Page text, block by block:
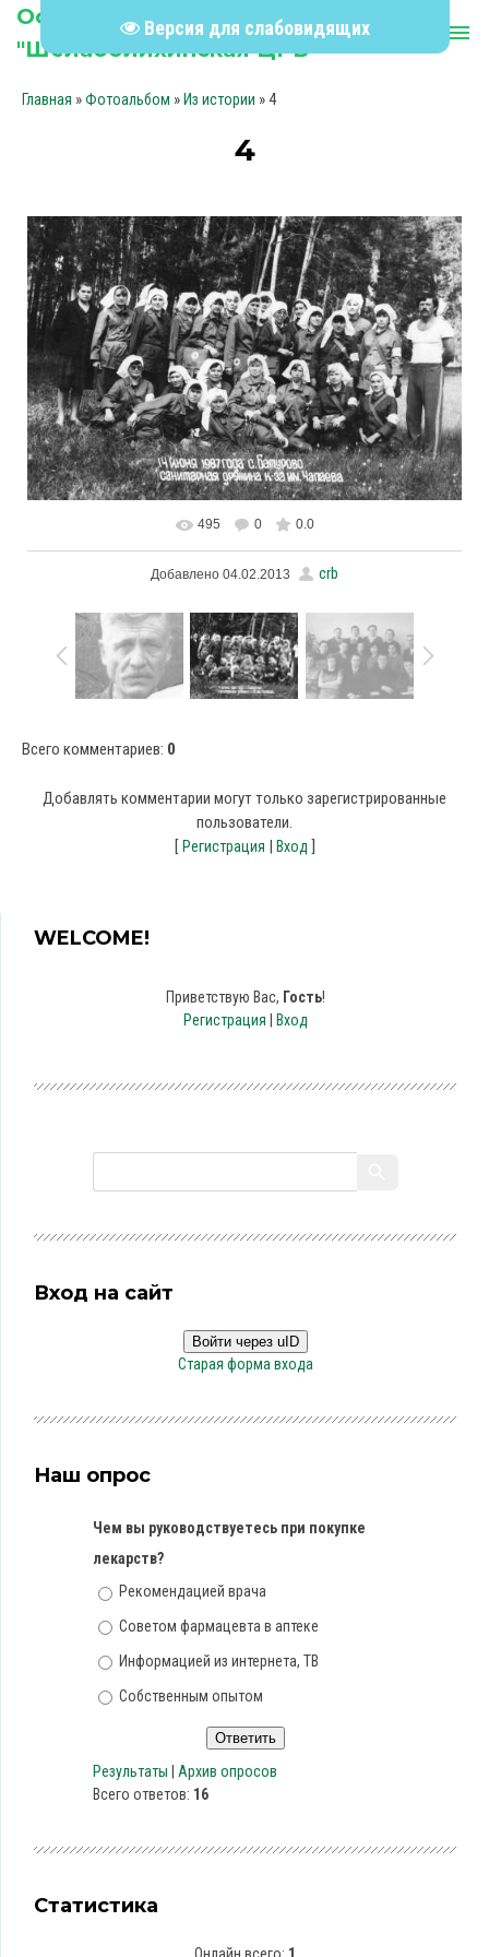
Версия для слабовидящих
Официальный сайт КГБУЗ
"Шелаболихинская ЦРБ"
menu
Главная »Фотоальбом » Из истории » 4
4
В реальном размере 1600x1047
495 0 0.0
Добавлено 04.02.2013 crb
Всего комментариев: 0
Добавлять комментарии могут только зарегистрированные
пользователи.
[ Регистрация | Вход ]
WELCOME!
Приветствую Вас, Гость!
Регистрация
Вход
Вход на сайт
Войти через uID
Старая форма входа
Наш опрос
Чем вы руководствуетесь при покупке
лекарств?
Рекомендацией врача
Советом фармацевта в аптеке
Информацией из интернета, ТВ
Собственным опытом
Результаты
Архив опросов
Всего ответов: 16
Статистика